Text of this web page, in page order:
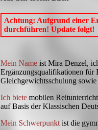
Achtung: Aufgrund einer
durchführen! Update folgt!
Mein Name ist Mira Denzel,
Ergänzungsqualifikationen für
Gleichgewichtsschulung
Ich biete mobilen
auf Basis der Klassischen
Mein Schwerpunkt ist die